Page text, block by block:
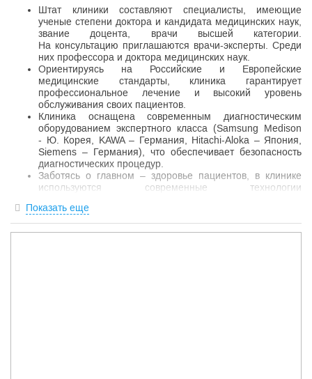
Штат клиники составляют специалисты, имеющие
ученые степени доктора и кандидата медицинских наук,
звание доцента, врачи высшей категории.
На консультацию приглашаются врачи-эксперты. Среди
них профессора и доктора медицинских наук.
Ориентируясь на Российские и Европейские
медицинские стандарты, клиника гарантирует
профессиональное лечение и высокий уровень
обслуживания своих пациентов.
Клиника оснащена современным диагностическим
оборудованием экспертного класса (Samsung Medison
- Ю. Корея, KAWA – Германия, Hitachi-Aloka – Япония,
Siemens – Германия), что обеспечивает безопасность
диагностических процедур.
Заботясь о главном – здоровье пациентов, в клинике
используются современные технологии
тромбодинамика и др.) в диагностике ряда заболеваний,
что позволяет выбрать оптимальные методики лечения
и оценить результат лечебных процедур.
Показать еще